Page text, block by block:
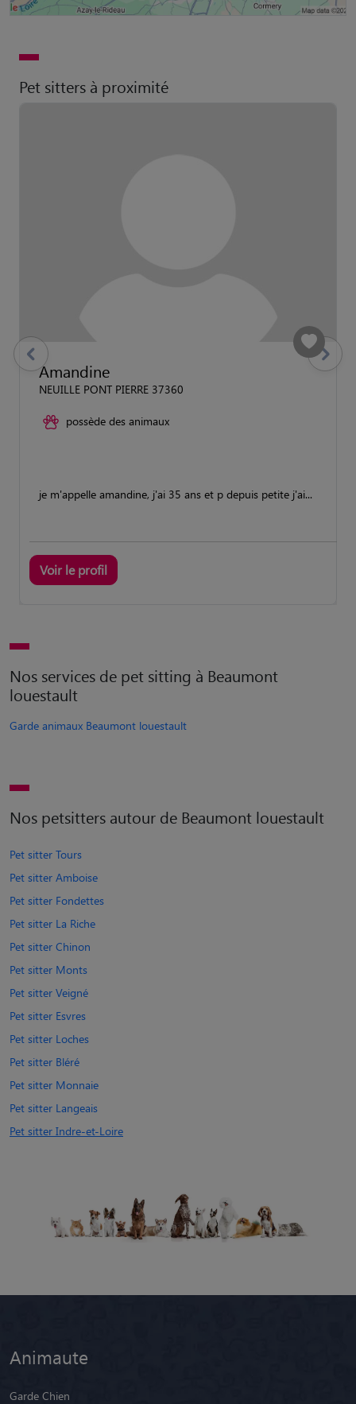
Pet sitters à proximité
Amandine
NEUILLE PONT PIERRE 37360
possède des animaux
je m'appelle amandine, j'ai 35 ans et p depuis petite j'ai...
Voir le profil
previous Suivant
Nos services de pet sitting à Beaumont
louestault
Garde animaux Beaumont louestault
Nos petsitters autour de Beaumont louestault
Pet sitter Tours
Pet sitter Amboise
Pet sitter Fondettes
Pet sitter La Riche
Pet sitter Chinon
Pet sitter Monts
Pet sitter Veigné
Pet sitter Esvres
Pet sitter Loches
Pet sitter Bléré
Pet sitter Monnaie
Pet sitter Langeais
Pet sitter Indre-et-Loire
Animaute
Garde Chien